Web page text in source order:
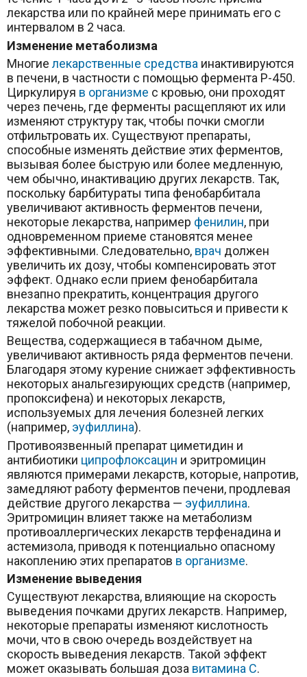
лекарства или по крайней мере принимать его с
интервалом в 2 часа.
Изменение метаболизма
Многие лекарственные средства инактивируются
в печени, в частности с помощью фермента P-450.
Циркулируя в организме с кровью, они проходят
через печень, где ферменты расщепляют их или
изменяют структуру так, чтобы почки смогли
отфильтровать их. Существуют препараты,
способные изменять действие этих ферментов,
вызывая более быструю или более медленную,
чем обычно, инактивацию других лекарств. Так,
поскольку барбитураты типа фенобарбитала
увеличивают активность ферментов печени,
некоторые лекарства, например фенилин, при
одновременном приеме становятся менее
эффективными. Следовательно, врач должен
увеличить их дозу, чтобы компенсировать этот
эффект. Однако если прием фенобарбитала
внезапно прекратить, концентрация другого
лекарства может резко повыситься и привести к
тяжелой побочной реакции.
Вещества, содержащиеся в табачном дыме,
увеличивают активность ряда ферментов печени.
Благодаря этому курение снижает эффективность
некоторых анальгезирующих средств (например,
пропоксифена) и некоторых лекарств,
используемых для лечения болезней легких
(например, эуфиллина).
Противоязвенный препарат циметидин и
антибиотики ципрофлоксацин и эритромицин
являются примерами лекарств, которые, напротив,
замедляют работу ферментов печени, продлевая
действие другого лекарства — эуфиллина.
Эритромицин влияет также на метаболизм
противоаллергических лекарств терфенадина и
астемизола, приводя к потенциально опасному
накоплению этих препаратов в организме.­
Изменение выведения
Существуют лекарства, влияющие на скорость
выведения почками других лекарств. Например,
некоторые препараты изменяют кислотность
мочи, что в свою очередь воздействует на
скорость выведения лекарств. Такой эффект
может оказывать большая доза витамина С.